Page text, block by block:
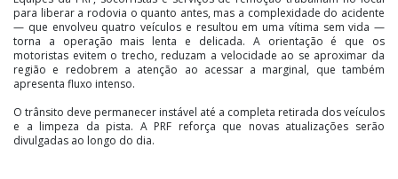
para liberar a rodovia o quanto antes, mas a complexidade do acidente
— que envolveu quatro veículos e resultou em uma vítima sem vida —
torna a operação mais lenta e delicada. A orientação é que os
motoristas evitem o trecho, reduzam a velocidade ao se aproximar da
região e redobrem a atenção ao acessar a marginal, que também
apresenta fluxo intenso.
O trânsito deve permanecer instável até a completa retirada dos veículos
e a limpeza da pista. A PRF reforça que novas atualizações serão
divulgadas ao longo do dia.